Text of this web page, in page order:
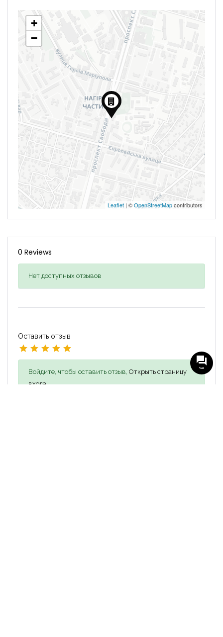
+
−
Leaflet | ©OpenStreetMapcontributors
0 Reviews
Нет доступных отзывов
Оставить отзыв
Войдите, чтобы оставить отзыв, Открыть страницу
входа
Чат